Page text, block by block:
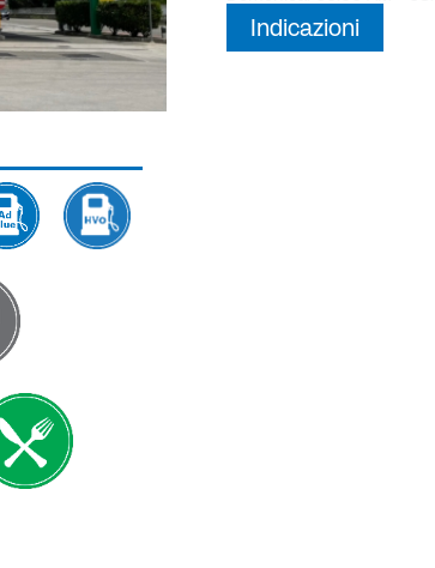
Indicazioni